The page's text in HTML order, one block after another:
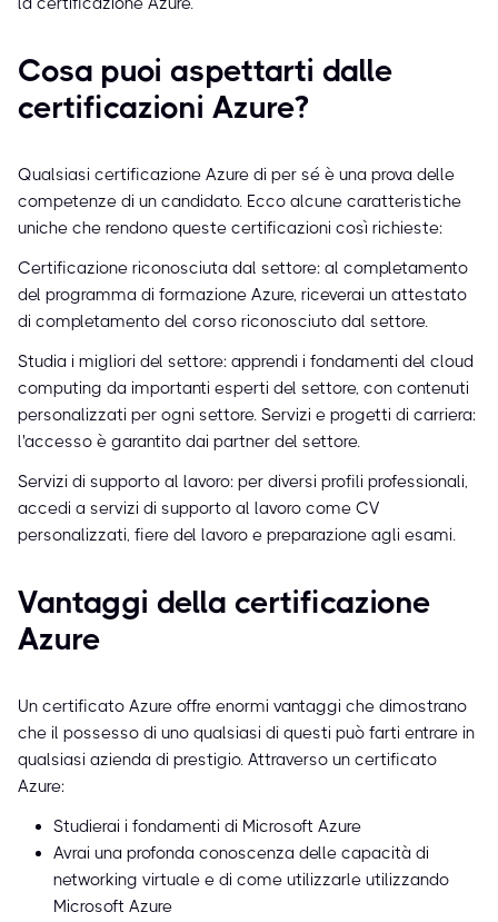
Cosa puoi aspettarti dalle
certificazioni Azure?
Qualsiasi certificazione Azure di per sé è una prova delle
competenze di un candidato. Ecco alcune caratteristiche
uniche che rendono queste certificazioni così richieste:
Certificazione riconosciuta dal settore: al completamento
del programma di formazione Azure, riceverai un attestato
di completamento del corso riconosciuto dal settore.
Studia i migliori del settore: apprendi i fondamenti del cloud
computing da importanti esperti del settore, con contenuti
personalizzati per ogni settore. Servizi e progetti di carriera:
l'accesso è garantito dai partner del settore.
Servizi di supporto al lavoro: per diversi profili professionali,
accedi a servizi di supporto al lavoro come CV
personalizzati, fiere del lavoro e preparazione agli esami.
Vantaggi della certificazione
Azure
Un certificato Azure offre enormi vantaggi che dimostrano
che il possesso di uno qualsiasi di questi può farti entrare in
qualsiasi azienda di prestigio. Attraverso un certificato
Azure:
Studierai i fondamenti di Microsoft Azure
Avrai una profonda conoscenza delle capacità di
networking virtuale e di come utilizzarle utilizzando
Microsoft Azure